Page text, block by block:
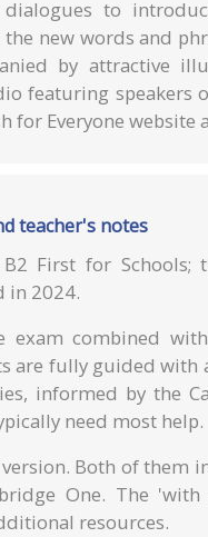
to
new words and
by attractive
featuring speakers
for Everyone website
teacher's notes
First for Schools;
in 2024.
exam combined
are fully guided with
informed by the
need most help.
version. Both of them
One. The 'with
resources.